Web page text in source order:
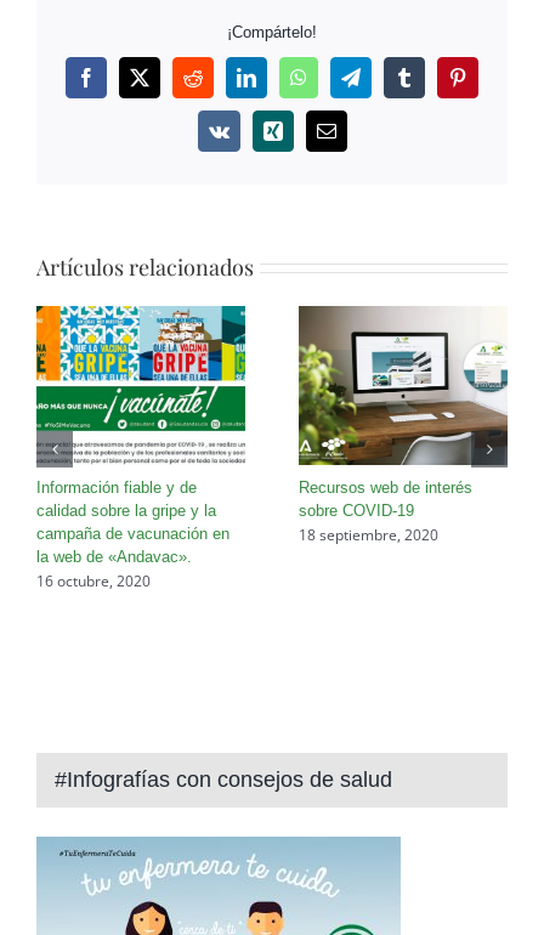
¡Compártelo!
FacebookTwitterRedditLinkedInWhatsAppTelegramTumblrPinterest
Vk Xing
Correo
Artículos relacionados
Información fiable y de
calidad sobre la gripe y la
campaña de vacunación en
la web de «Andavac».
16 octubre, 2020
Recursos web de interés
sobre COVID-19
18 septiembre, 2020
#Infografías con consejos de salud